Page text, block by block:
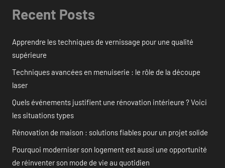
Recent Posts
Apprendre les techniques de vernissage pour une qualité
supérieure
Techniques avancées en menuiserie : le rôle de la découpe
laser
Quels événements justifient une rénovation intérieure ? Voici
les situations types
Rénovation de maison : solutions fiables pour un projet solide
Pourquoi moderniser son logement est aussi une opportunité
de réinventer son mode de vie au quotidien